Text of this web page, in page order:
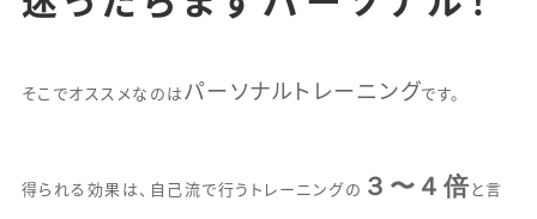
そこでオススメなのは パーソナルトレーニング です。
得られる効果は、自己流で行うトレーニングの ３〜４倍と言